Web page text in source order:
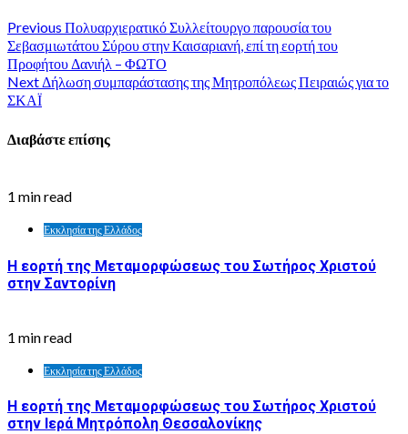
Previous Πολυαρχιερατικό Συλλείτουργο παρουσία του
Σεβασμιωτάτου Σύρου στην Καισαριανή, επί τη εορτή του
Προφήτου Δανιήλ – ΦΩΤΟ
Next Δήλωση συμπαράστασης της Μητροπόλεως Πειραιώς για το
ΣΚΑΪ
Διαβάστε επίσης
1 min read
Εκκλησία της Ελλάδος
Η εορτή της Μεταμορφώσεως του Σωτήρος Χριστού
στην Σαντορίνη
1 min read
Εκκλησία της Ελλάδος
Η εορτή της Μεταμορφώσεως του Σωτήρος Χριστού
στην Ιερά Μητρόπολη Θεσσαλονίκης